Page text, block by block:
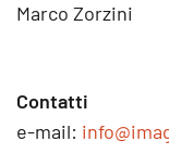
Marco Zorzini
Contatti
e-mail: